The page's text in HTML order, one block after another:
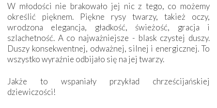
W młodości nie brakowało jej nic z tego, co możemy
określić pięknem. Piękne rysy twarzy, takież oczy,
wrodzona elegancja, gładkość, świeżość, gracja i
szlachetność. A co najważniejsze - blask czystej duszy.
Duszy konsekwentnej, odważnej, silnej i energicznej. To
wszystko wyraźnie odbijało się na jej twarzy.
Jakże to wspaniały przykład chrześcijańskiej
dziewiczości!